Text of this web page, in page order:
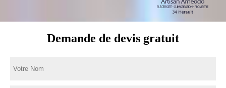
Demande de devis gratuit